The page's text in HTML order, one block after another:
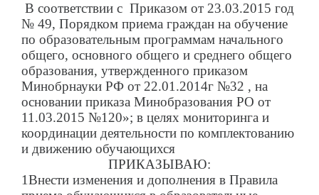
В соответствии с Приказом от 23.03.2015 год
№ 49, Порядком приема граждан на обучение
по образовательным программам начального
общего, основного общего и среднего общего
образования, утвержденного приказом
Минобрнауки РФ от 22.01.2014г №32 , на
основании приказа Минобразования РО от
11.03.2015 №120»; в целях мониторинга и
координации деятельности по комплектованию
и движению обучающихся
ПРИКАЗЫВАЮ:
1Внести изменения и дополнения в Правила